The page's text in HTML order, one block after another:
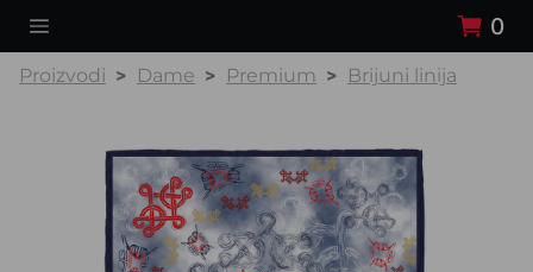
0
Proizvodi Dame Premium Brijuni linija